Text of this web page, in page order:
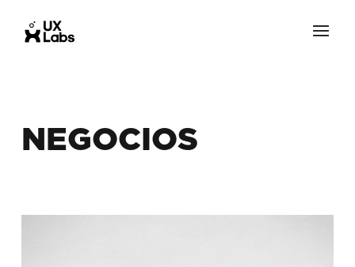
NEGOCIOS